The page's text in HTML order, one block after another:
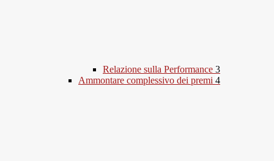
Relazione sulla Performance 3
Ammontare complessivo dei premi 4